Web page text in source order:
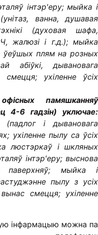
інтэр'еру; мыйка і
ванна, душавая
(духовая шафа,
жалюзі і г.д.); мыйка
ўеўшых плям на розных
абіўкі, дывановага
смецця;
ухіленне ўсіх
памяшканняў
4-6 гадзін) уключае:
і дывановага
ухіленне пылу са ўсіх
люстэркаў і шкляных
інтэр'еру; выснова
мыйка і
пылу з усіх
вынас смецця; ухіленне
інфармацыю можна па